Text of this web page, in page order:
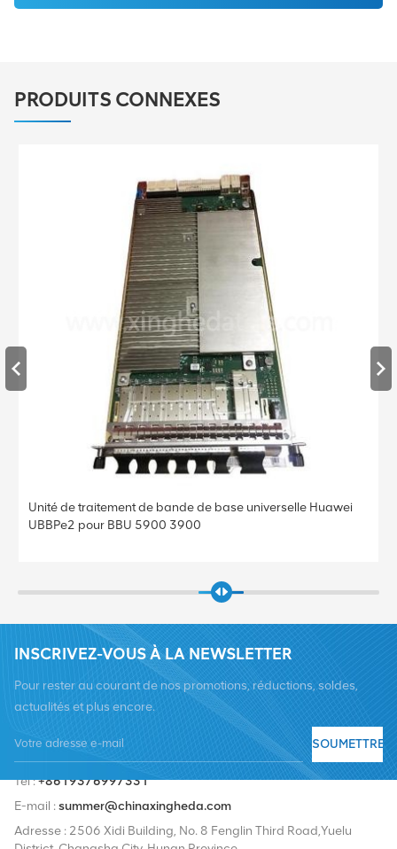
PRODUITS CONNEXES
Unité de traitement de bande de base universelle Huawei
UBBPe4 pour BBU 5900 3900
INSCRIVEZ-VOUS À LA NEWSLETTER
Pour rester au courant de nos promotions, réductions, soldes,
actualités et plus encore.
SOUMETTRE
Tél :+8619376997331
E-mail :summer@chinaxingheda.com
Adresse : 2506 Xidi Building, No. 8 Fenglin Third Road,Yuelu